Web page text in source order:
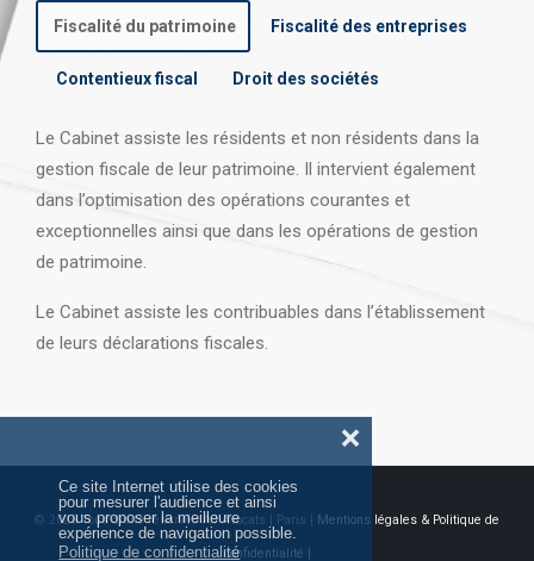
Ce site Internet utilise des cookies
pour mesurer l'audience et ainsi
vous proposer la meilleure
expérience de navigation possible.
Politique de confidentialité
❌
Fiscalité du patrimoine Fiscalité des entreprises
Contentieux fiscal Droit des sociétés
Le Cabinet assiste les résidents et non résidents dans la
gestion fiscale de leur patrimoine. Il intervient également
dans l’optimisation des opérations courantes et
exceptionnelles ainsi que dans les opérations de gestion
de patrimoine.
Le Cabinet assiste les contribuables dans l’établissement
de leurs déclarations fiscales.
© 2026 Tous droits réservés AJ Avocats | Paris | Mentions légales & Politique de
confidentialité |